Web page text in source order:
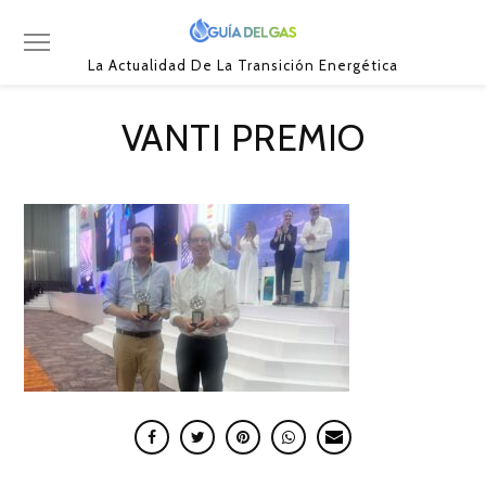
La Actualidad De La Transición Energética
VANTI PREMIO